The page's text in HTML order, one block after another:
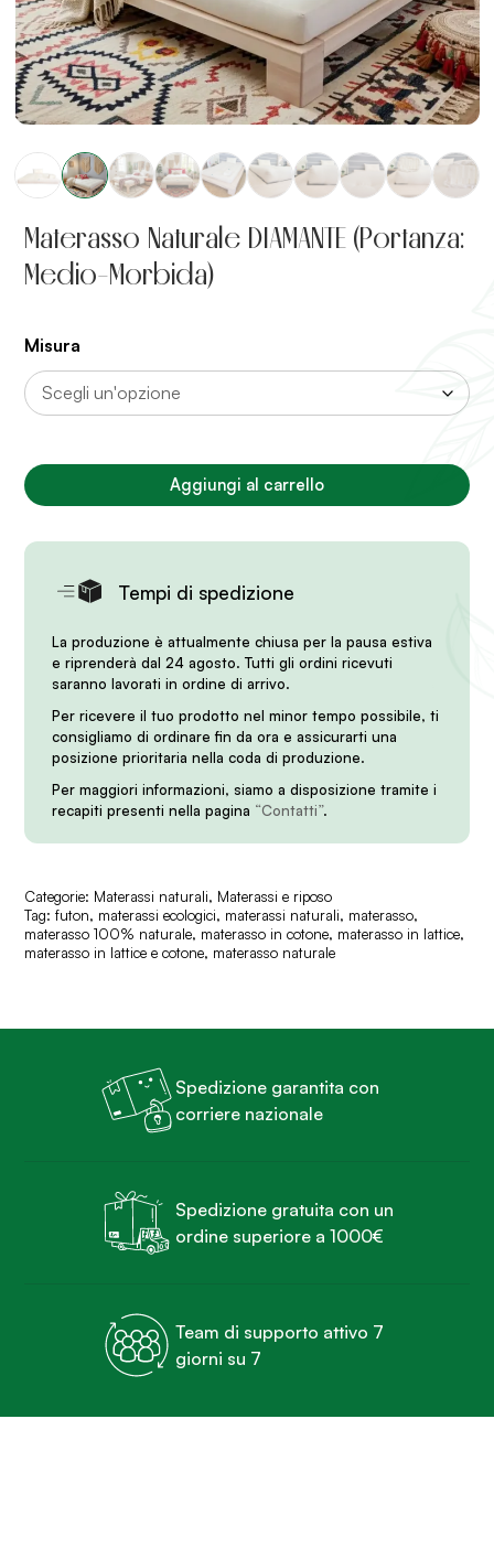
Materasso Naturale DIAMANTE (Portanza:
Medio-Morbida)
Misura
Aggiungi al carrello
Tempi di spedizione
La produzione è attualmente chiusa per la pausa estiva
e riprenderà dal 24 agosto. Tutti gli ordini ricevuti
saranno lavorati in ordine di arrivo.
Per ricevere il tuo prodotto nel minor tempo possibile, ti
consigliamo di ordinare fin da ora e assicurarti una
posizione prioritaria nella coda di produzione.
Per maggiori informazioni, siamo a disposizione tramite i
recapiti presenti nella pagina “Contatti”.
Categorie: Materassi naturali, Materassi e riposo
Tag:futon, materassi ecologici, materassi naturali, materasso,
materasso 100% naturale, materasso in cotone, materasso in lattice,
materasso in lattice e cotone, materasso naturale
Spedizione garantita con
corriere nazionale
Spedizione gratuita con un
ordine superiore a 1000€
Team di supporto attivo 7
giorni su 7